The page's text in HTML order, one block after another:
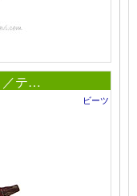
／テ…
ビーツ